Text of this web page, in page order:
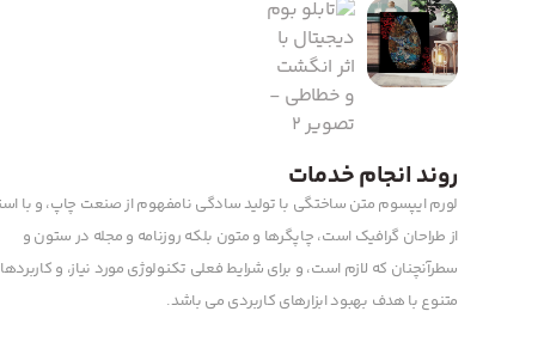
روند انجام خدمات
لورم ایپسوم متن ساختگی با تولید سادگی نامفهوم از صنعت چاپ، و با
از طراحان گرافیک است، چاپگرها و متون بلکه روزنامه و مجله در ستون و
سطرآنچنان که لازم است، و برای شرایط فعلی تکنولوژی مورد نیاز، و
متنوع با هدف بهبود ابزارهای کاربردی می باشد.